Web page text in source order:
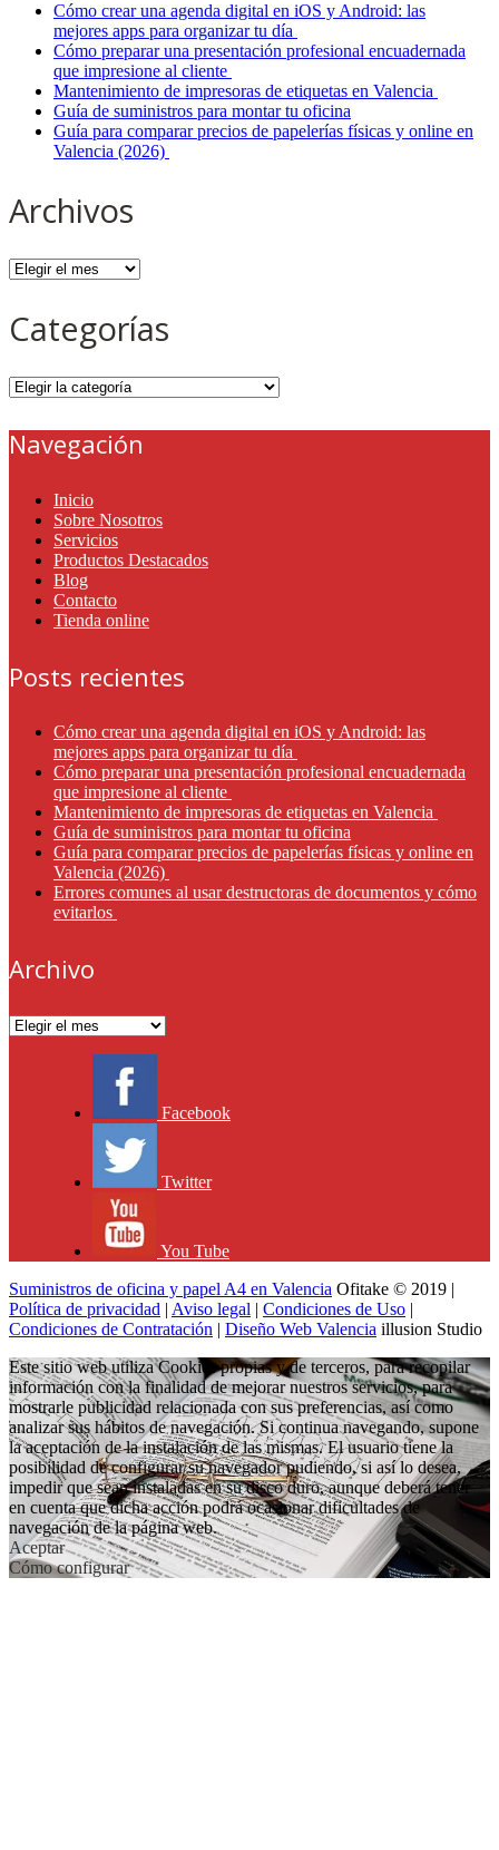
Cómo crear una agenda digital en iOS y Android: las
mejores apps para organizar tu día
Cómo preparar una presentación profesional encuadernada
que impresione al cliente
Mantenimiento de impresoras de etiquetas en Valencia
Guía de suministros para montar tu oficina
Guía para comparar precios de papelerías físicas y online en
Valencia (2026)
Archivos
Archivos
Categorías
Categorías
Navegación
Inicio
Sobre Nosotros
Servicios
Productos Destacados
Blog
Contacto
Tienda online
Posts recientes
Cómo crear una agenda digital en iOS y Android: las
mejores apps para organizar tu día
Cómo preparar una presentación profesional encuadernada
que impresione al cliente
Mantenimiento de impresoras de etiquetas en Valencia
Guía de suministros para montar tu oficina
Guía para comparar precios de papelerías físicas y online en
Valencia (2026)
Errores comunes al usar destructoras de documentos y cómo
evitarlos
Archivo
Archivo
Facebook
Twitter
You Tube
Suministros de oficina y papel A4 en Valencia Ofitake © 2019 |
Política de privacidad | Aviso legal | Condiciones de Uso |
Condiciones de Contratación | Diseño Web Valencia illusion Studio
Este sitio web utiliza Cookies propias y de terceros, para recopilar
información con la finalidad de mejorar nuestros servicios, para
mostrarle publicidad relacionada con sus preferencias, así como
analizar sus hábitos de navegación. Si continua navegando, supone
la aceptación de la instalación de las mismas. El usuario tiene la
posibilidad de configurar su navegador pudiendo, si así lo desea,
impedir que sean instaladas en su disco duro, aunque deberá tener
en cuenta que dicha acción podrá ocasionar dificultades de
navegación de la página web.
Aceptar
Cómo configurar